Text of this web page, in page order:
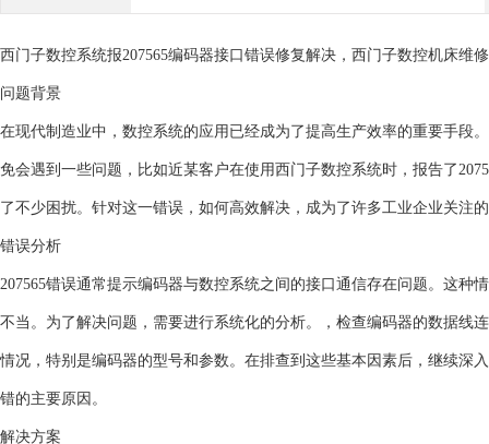
西门子数控系统报207565编码器接口错误修复解决，西门子数控机床维
问题背景
在现代制造业中，数控系统的应用已经成为了提高生产效率的重要手段
免会遇到一些问题，比如近某客户在使用西门子数控系统时，报告了
了不少困扰。针对这一错误，如何高效解决，成为了许多工业企业关注
错误分析
207565错误通常提示编码器与数控系统之间的接口通信存在问题。这
不当。为了解决问题，需要进行系统化的分析。，检查编码器的数据线
情况，特别是编码器的型号和参数。在排查到这些基本因素后，继续深
错的主要原因。
解决方案